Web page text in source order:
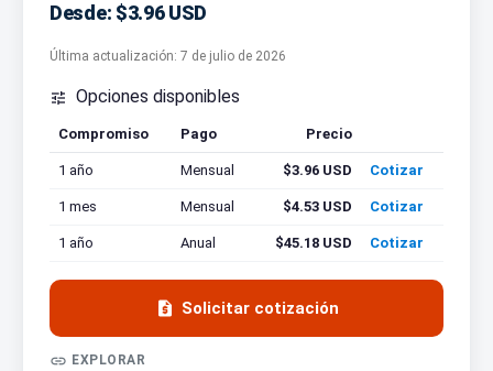
Desde: $3.96 USD
Última actualización: 7 de julio de 2026
 Opciones disponibles
Compromiso Pago Precio
1 año
Mensual $3.96 USD Cotizar
1 mes Mensual $4.53 USD Cotizar
1 año Anual $45.18 USD Cotizar
 Solicitar cotización
 EXPLORAR